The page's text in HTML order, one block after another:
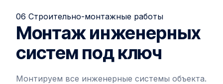
06 Строительно-монтажные работы
Монтаж инженерных
систем под ключ
Монтируем все инженерные системы объекта.